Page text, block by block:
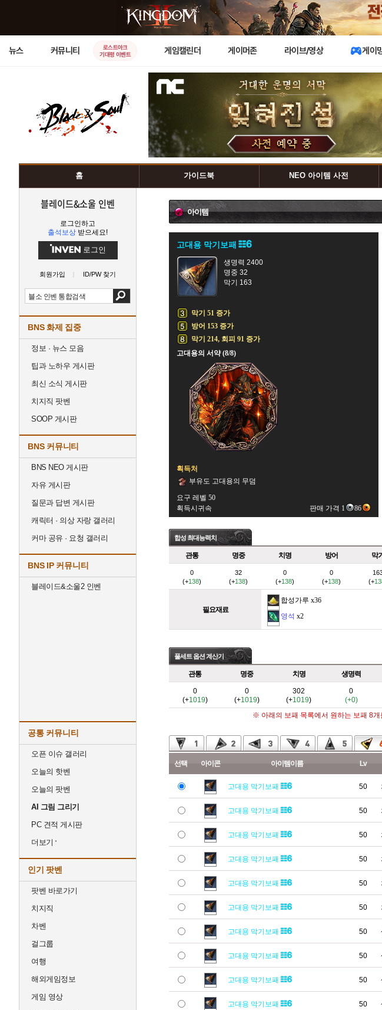
뉴스 커뮤니티
로스트아크
기대평 이벤트
게임캘린더 게이머존 라이브/영상 게이
홈 가이드북 NEO 아이템 사전
블레이드&소울 인벤
로그인하고
출석보상 받으세요!
로그인
회원가입 ID/PW 찾기
BNS 화제 집중
정보 · 뉴스 모음
팁과 노하우 게시판
최신 소식 게시판
치지직 팟벤
SOOP 게시판
BNS 커뮤니티
BNS NEO 게시판
자유 게시판
질문과 답변 게시판
캐릭터 · 의상 자랑 갤러리
커마 공유 · 요청 갤러리
BNS IP 커뮤니티
블레이드&소울2 인벤
공통 커뮤니티
오픈 이슈 갤러리
오늘의 핫벤
오늘의 팟벤
AI 그림 그리기
PC 견적 게시판
더보기
인기 팟벤
팟벤 바로가기
치지직
차벤
걸그룹
여행
해외게임정보
게임 영상
아이템
고대용 막기보패
생명력 2400
명중 32
막기 163
막기 51 증가
방어 153 증가
막기 214, 회피 91 증가
고대용의 서약 (8/8)
획득처
부유도 고대용의 무덤
요구 레벨 50
획득시귀속
판매 가격 1 86
합성 최대능력치
관통 명중 치명 방어 막기
0
(+138)
32
(+138)
0
(+138)
0
(+138)
(+
필요재료
합성가루 x36
영석 x2
풀세트 옵션 계산기
관통 명중 치명 생명력
0
(+1019)
0
(+1019)
302
(+1019)
0
(+0)
※ 아래의 보패 목록에서 원하는 보패 8
선택 아이콘 아이템이름 Lv
고대용 막기보패 50
고대용 막기보패 50
고대용 막기보패 50
고대용 막기보패 50
고대용 막기보패 50
고대용 막기보패 50
고대용 막기보패 50
고대용 막기보패 50
고대용 막기보패 50
고대용 막기보패 50